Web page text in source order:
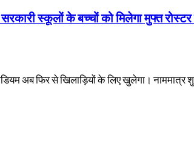
स्कूलों के बच्चों को मिलेगा मुफ्त रोस्टर
अब फिर से खिलाड़ियों के लिए खुलेगा। नाममात्र